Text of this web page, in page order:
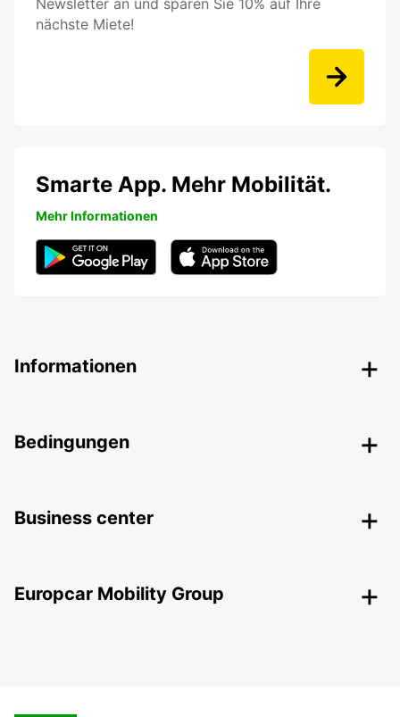
Newsletter an und sparen Sie 10% auf Ihre
nächste Miete!
Smarte App. Mehr Mobilität.
Mehr Informationen
Informationen
Bedingungen
Business center
Europcar Mobility Group